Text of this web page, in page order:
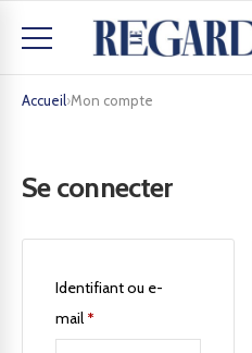
Accueil›Mon compte
Se connecter
Identifiant ou e-
mail *